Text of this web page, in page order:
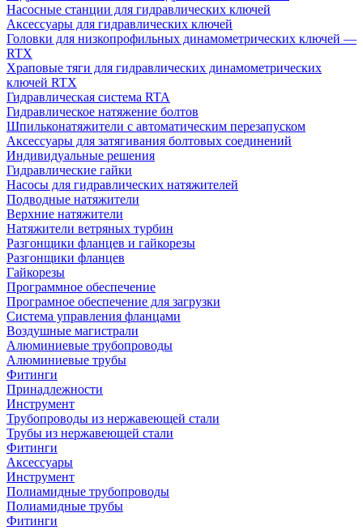
Насосные станции для гидравлических ключей
Аксессуары для гидравлических ключей
Головки для низкопрофильных динамометрических ключей —
RTX
Храповые тяги для гидравлических динамометрических
ключей RTX
Гидравлическая система RTA
Гидравлическое натяжение болтов
Шпильконатяжители с автоматическим перезапуском
Аксессуары для затягивания болтовых соединений
Индивидуальные решения
Гидравлические гайки
Насосы для гидравлических натяжителей
Подводные натяжители
Верхние натяжители
Натяжители ветряных турбин
Разгонщики фланцев и гайкорезы
Разгонщики фланцев
Гайкорезы
Программное обеспечение
Програмное обеспечение для загрузки
Система управления фланцами
Воздушные магистрали
Алюминиевые трубопроводы
Алюминиевые трубы
Фитинги
Принадлежности
Инструмент
Трубопроводы из нержавеющей стали
Трубы из нержавеющей стали
Фитинги
Аксессуары
Инструмент
Полиамидные трубопроводы
Полиамидные трубы
Фитинги